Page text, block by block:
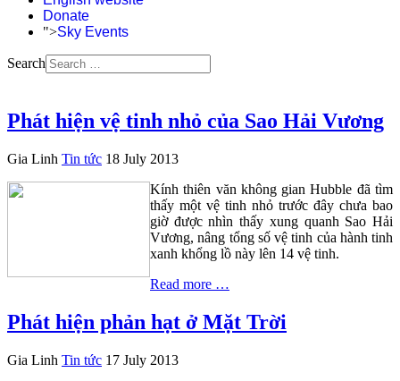
Donate
">Sky Events
Search
Phát hiện vệ tinh nhỏ của Sao Hải Vương
Gia Linh Tin tức 18 July 2013
Kính thiên văn không gian Hubble đã tìm
thấy một vệ tinh nhỏ trước đây chưa bao
giờ được nhìn thấy xung quanh Sao Hải
Vương, nâng tổng số vệ tinh của hành tinh
xanh khổng lồ này lên 14 vệ tinh.
Read more …
Phát hiện phản hạt ở Mặt Trời
Gia Linh Tin tức 17 July 2013